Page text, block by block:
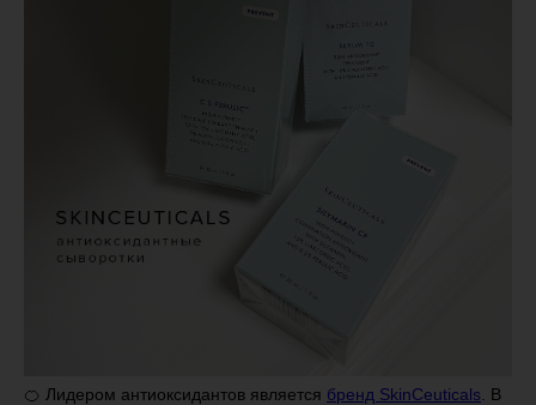
🍊 Лидером антиоксидантов является бренд SkinCeuticals . В